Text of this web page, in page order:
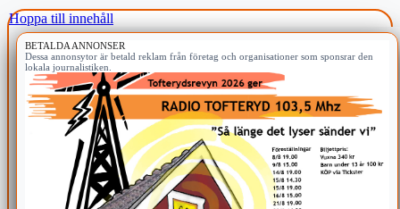
Hoppa till innehåll
BETALDA ANNONSER
Dessa annonsytor är betald reklam från företag och organisationer som sponsrar den
lokala journalistiken.